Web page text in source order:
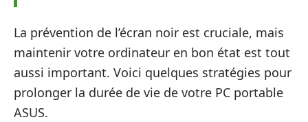
La prévention de l’écran noir est cruciale, mais
maintenir votre ordinateur en bon état est tout
aussi important. Voici quelques stratégies pour
prolonger la durée de vie de votre PC portable
ASUS.